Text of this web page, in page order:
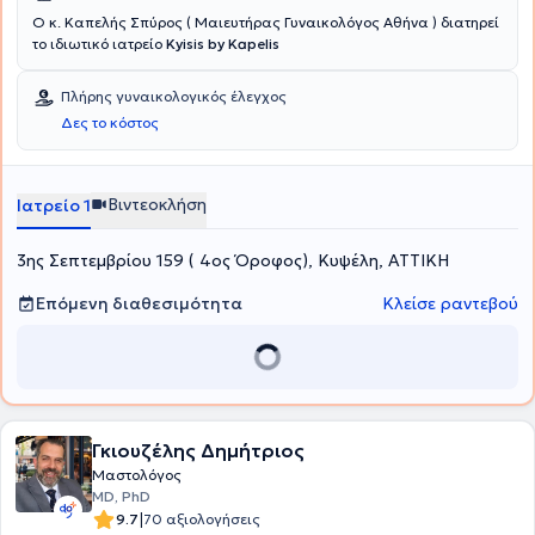
Ο κ. Καπελής Σπύρος ( Μαιευτήρας Γυναικολόγος Αθήνα ) διατηρεί
το ιδιωτικό ιατρείο Kyisis by Kapelis
Πλήρης γυναικολογικός έλεγχος
Δες το κόστος
Ιατρείο 1 Βιντεοκλήση
3ης Σεπτεμβρίου 159 ( 4ος Όροφος), Κυψέλη, ΑΤΤΙΚΗ
Επόμενη διαθεσιμότητα
Κλείσε ραντεβού
Γκιουζέλης Δημήτριος
Μαστολόγος
MD, PhD
9.7|70 αξιολογήσεις